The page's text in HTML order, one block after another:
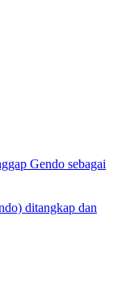
Gendo sebagai
ditangkap dan